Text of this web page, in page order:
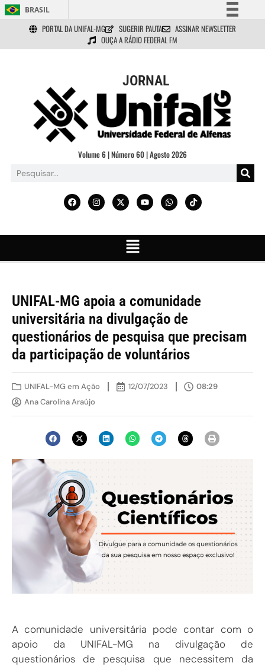
BRASIL
Simplifique!
Comunica BR
Acesso à informação
Legislação
Canais
PORTAL DA UNIFAL-MG SUGERIR PAUTA
ASSINAR NEWSLETTER
OUÇA A RÁDIO FEDERAL FM
JORNAL
Volume 6 | Número 60 | Agosto 2026
UNIFAL-MG apoia a comunidade
universitária na divulgação de
questionários de pesquisa que precisam
da participação de voluntários
UNIFAL-MG em Ação 12/07/2023
08:29
Ana Carolina Araújo
A comunidade universitária pode contar com o
apoio da UNIFAL-MG na divulgação de
questionários de pesquisa que necessitem da